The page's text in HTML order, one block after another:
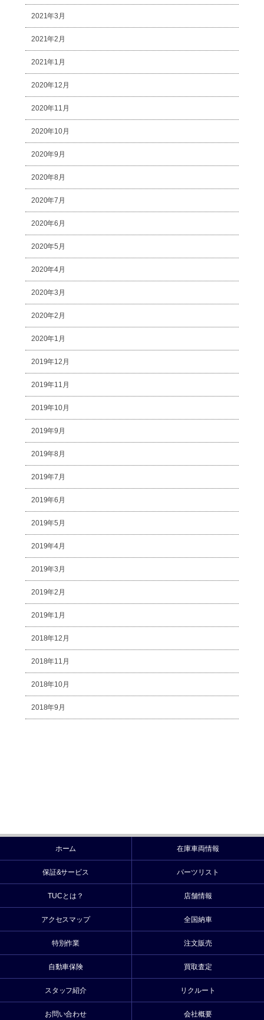
2021年3月
2021年2月
2021年1月
2020年12月
2020年11月
2020年10月
2020年9月
2020年8月
2020年7月
2020年6月
2020年5月
2020年4月
2020年3月
2020年2月
2020年1月
2019年12月
2019年11月
2019年10月
2019年9月
2019年8月
2019年7月
2019年6月
2019年5月
2019年4月
2019年3月
2019年2月
2019年1月
2018年12月
2018年11月
2018年10月
2018年9月
ホーム 在庫車両情報
保証&サービス パーツリスト
TUCとは？ 店舗情報
アクセスマップ 全国納車
特別作業 注文販売
自動車保険 買取査定
スタッフ紹介 リクルート
お問い合わせ 会社概要